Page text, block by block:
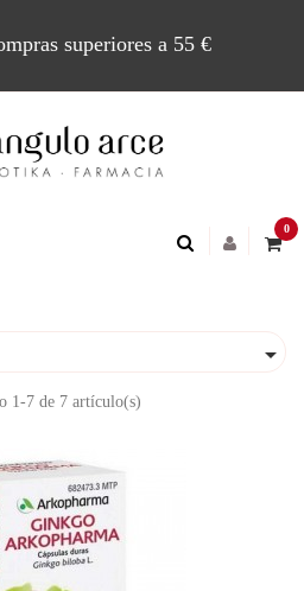
superiores a 55 €
0

1-7 de 7 artículo(s)